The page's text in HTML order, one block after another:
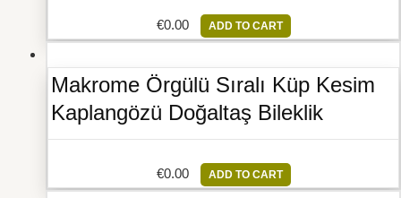
€0.00 ADD TO CART
Makrome Örgülü Sıralı Küp Kesim
Kaplangözü Doğaltaş Bileklik
€0.00 ADD TO CART